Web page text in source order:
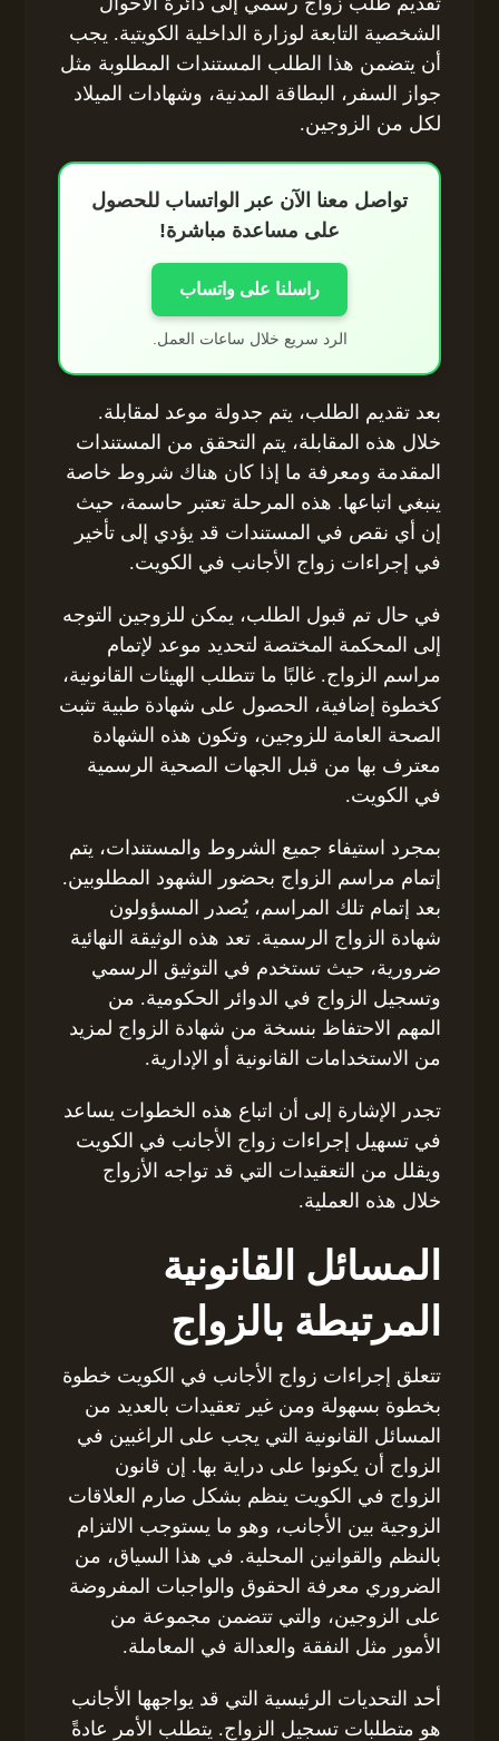
الشخصية التابعة لوزارة الداخلية الكويتية. يجب
أن يتضمن هذا الطلب المستندات المطلوبة مثل
جواز السفر، البطاقة المدنية، وشهادات الميلاد
لكل من الزوجين.
تواصل معنا الآن عبر الواتساب للحصول
على مساعدة مباشرة!
راسلنا على واتساب
الرد سريع خلال ساعات العمل.
بعد تقديم الطلب، يتم جدولة موعد لمقابلة.
خلال هذه المقابلة، يتم التحقق من المستندات
المقدمة ومعرفة ما إذا كان هناك شروط خاصة
ينبغي اتباعها. هذه المرحلة تعتبر حاسمة، حيث
إن أي نقص في المستندات قد يؤدي إلى تأخير
في إجراءات زواج الأجانب في الكويت.
في حال تم قبول الطلب، يمكن للزوجين التوجه
إلى المحكمة المختصة لتحديد موعد لإتمام
مراسم الزواج. غالبًا ما تتطلب الهيئات القانونية،
كخطوة إضافية، الحصول على شهادة طبية تثبت
الصحة العامة للزوجين، وتكون هذه الشهادة
معترف بها من قبل الجهات الصحية الرسمية
في الكويت.
بمجرد استيفاء جميع الشروط والمستندات، يتم
إتمام مراسم الزواج بحضور الشهود المطلوبين.
بعد إتمام تلك المراسم، يُصدر المسؤولون
شهادة الزواج الرسمية. تعد هذه الوثيقة النهائية
ضرورية، حيث تستخدم في التوثيق الرسمي
وتسجيل الزواج في الدوائر الحكومية. من
المهم الاحتفاظ بنسخة من شهادة الزواج لمزيد
من الاستخدامات القانونية أو الإدارية.
تجدر الإشارة إلى أن اتباع هذه الخطوات يساعد
في تسهيل إجراءات زواج الأجانب في الكويت
ويقلل من التعقيدات التي قد تواجه الأزواج
خلال هذه العملية.
المسائل القانونية
المرتبطة بالزواج
تتعلق إجراءات زواج الأجانب في الكويت خطوة
بخطوة بسهولة ومن غير تعقيدات بالعديد من
المسائل القانونية التي يجب على الراغبين في
الزواج أن يكونوا على دراية بها. إن قانون
الزواج في الكويت ينظم بشكل صارم العلاقات
الزوجية بين الأجانب، وهو ما يستوجب الالتزام
بالنظم والقوانين المحلية. في هذا السياق، من
الضروري معرفة الحقوق والواجبات المفروضة
على الزوجين، والتي تتضمن مجموعة من
الأمور مثل النفقة والعدالة في المعاملة.
أحد التحديات الرئيسية التي قد يواجهها الأجانب
هو متطلبات تسجيل الزواج. يتطلب الأمر عادةً